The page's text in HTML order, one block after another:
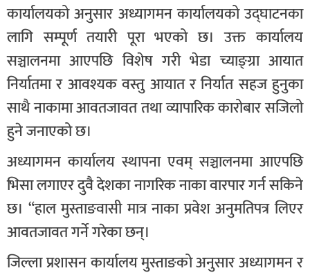
कार्यालयको अनुसार अध्यागमन कार्यालयको उद्घाटनका
लागि सम्पूर्ण तयारी पूरा भएको छ। उक्त कार्यालय
सञ्चालनमा आएपछि विशेष गरी भेडा च्याङ्ग्रा आयात
निर्यातमा र आवश्यक वस्तु आयात र निर्यात सहज हुनुका
साथै नाकामा आवतजावत तथा व्यापारिक कारोबार सजिलो
हुने जनाएको छ।
अध्यागमन कार्यालय स्थापना एवम् सञ्चालनमा आएपछि
भिसा लगाएर दुवै देशका नागरिक नाका वारपार गर्न सकिने
छ। “हाल मुस्ताङवासी मात्र नाका प्रवेश अनुमतिपत्र लिएर
आवतजावत गर्ने गरेका छन्।
जिल्ला प्रशासन कार्यालय मुस्ताङको अनुसार अध्यागमन र